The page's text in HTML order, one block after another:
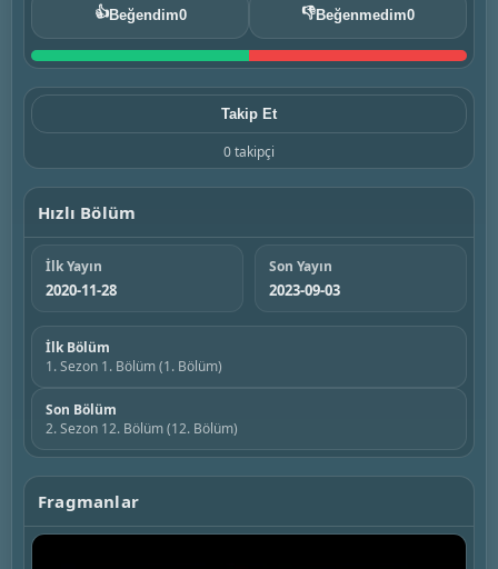
👍Beğendim0 👎Beğenmedim0
Takip Et
0 takipçi
Hızlı Bölüm
İlk Yayın
2020-11-28
Son Yayın
2023-09-03
İlk Bölüm
1. Sezon 1. Bölüm (1. Bölüm)
Son Bölüm
2. Sezon 12. Bölüm (12. Bölüm)
Fragmanlar